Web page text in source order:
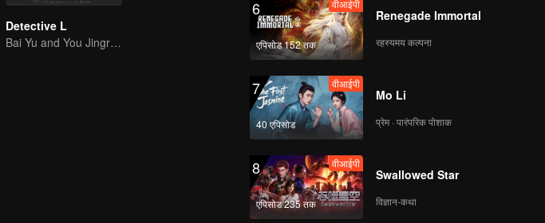
Detective L
Bai Yu and You Jingru Became the super detective
6
एपिसोड 152 तक
वीआईपी
Renegade Immortal
रहस्यमय कल्पना
7
40 एपिसोड
वीआईपी
Mo Li
प्रेम · पारंपरिक पोशाक
8
एपिसोड 235 तक
वीआईपी
Swallowed Star
विज्ञान-कथा